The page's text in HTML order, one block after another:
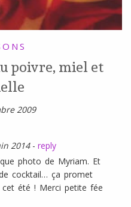
poivre, miel et
2009
2014 - reply
photo de Myriam. Et
cocktail… ça promet
été ! Merci petite fée